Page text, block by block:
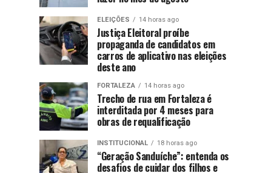
ELEIÇÕES 14 horas ago
Justiça Eleitoral proíbe
propaganda de candidatos em
carros de aplicativo nas eleições
deste ano
FORTALEZA 14 horas ago
Trecho de rua em Fortaleza é
interditada por 4 meses para
obras de requalificação
INSTITUCIONAL 18 horas ago
“Geração Sanduíche”: entenda os
desafios de cuidar dos filhos e